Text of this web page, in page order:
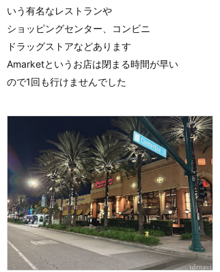
いう有名なレストランや
ショッピングセンター、コンビニ
ドラッグストアなどあります
Amarketというお店は閉まる時間が早い
ので1回も行けませんでした